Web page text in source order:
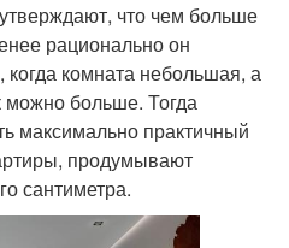
что чем больше
рационально он
когда комната небольшая, а
можно больше. Тогда
максимально практичный
продумывают
сантиметра.